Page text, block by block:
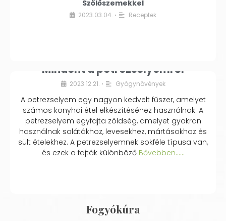
Szőlőszemekkel
2023.03.04. • Receptek
Mindent a petrezselyemről
2023.12.21. • Gyógynövények
A petrezselyem egy nagyon kedvelt fűszer, amelyet
számos konyhai étel elkészítéséhez használnak. A
petrezselyem egyfajta zöldség, amelyet gyakran
használnak salátákhoz, levesekhez, mártásokhoz és
sült ételekhez. A petrezselyemnek sokféle típusa van,
és ezek a fajták különbözőBővebben...…
Fogyókúra